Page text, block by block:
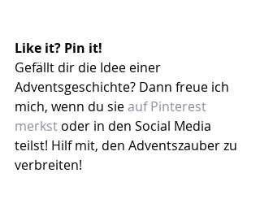
Like it? Pin it!
Gefällt dir die Idee einer
Adventsgeschichte? Dann freue ich
mich, wenn du sie auf Pinterest
merkst oder in den Social Media
teilst! Hilf mit, den Adventszauber zu
verbreiten!